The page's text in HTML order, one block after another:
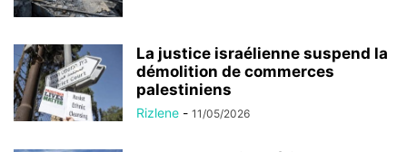
La justice israélienne suspend la
démolition de commerces
palestiniens
Rizlene - 11/05/2026